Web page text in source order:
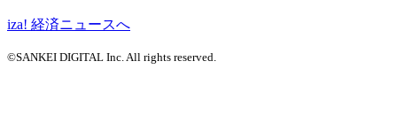
iza! 経済ニュースへ
©SANKEI DIGITAL Inc. All rights reserved.